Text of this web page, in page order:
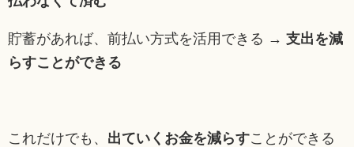
貯蓄があれば、前払い方式を活用できる → 支出を減
らすことができる
これだけでも、 出ていくお金を減らすことができる